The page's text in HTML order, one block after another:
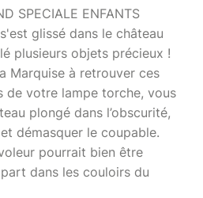
SPECIALE ENFANTS
glissé dans le château
plusieurs objets précieux !
Marquise à retrouver ces
de votre lampe torche, vous
plongé dans l’obscurité,
démasquer le coupable.
pourrait bien être
dans les couloirs du